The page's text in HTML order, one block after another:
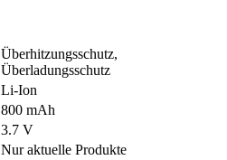
Überhitzungsschutz,
Überladungsschutz
Li-Ion
800 mAh
3.7 V
Nur aktuelle Produkte